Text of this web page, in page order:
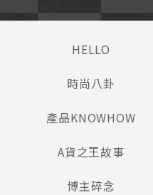
HELLO
時尚八卦
產品KNOWHOW
A貨之王故事
博主碎念